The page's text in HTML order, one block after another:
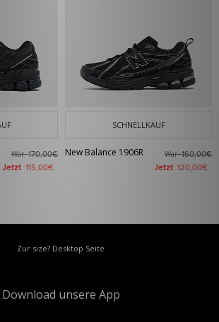
War170,00€
Jetzt 115,00€
SCHNELLKAUF
New Balance 1906R War160,00€
Jetzt 120,00€
Zur size? Desktop Seite
Download unsere App